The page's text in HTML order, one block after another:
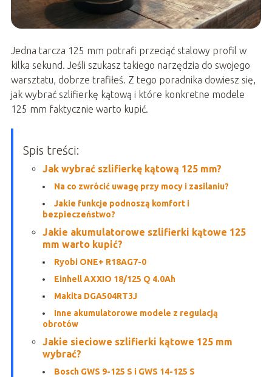
Jedna tarcza 125 mm potrafi przeciąć stalowy profil w
kilka sekund. Jeśli szukasz takiego narzędzia do swojego
warsztatu, dobrze trafiłeś. Z tego poradnika dowiesz się,
jak wybrać szlifierkę kątową i które konkretne modele
125 mm faktycznie warto kupić.
Spis treści:
Jak wybrać szlifierkę kątową 125 mm?
Na co zwrócić uwagę przy mocy i zasilaniu?
Jakie funkcje podnoszą komfort i
bezpieczeństwo?
Jakie akumulatorowe szlifierki kątowe 125
mm warto kupić?
Ryobi ONE+ R18AG7-0
Einhell AXXIO 18/125 Q 4.0Ah
Makita DGA504RT3J
Inne akumulatorowe modele z regulacją
obrotów
Jakie sieciowe szlifierki kątowe 125 mm
wybrać?
Bosch GWS 9-125 S i GWS 14-125 S